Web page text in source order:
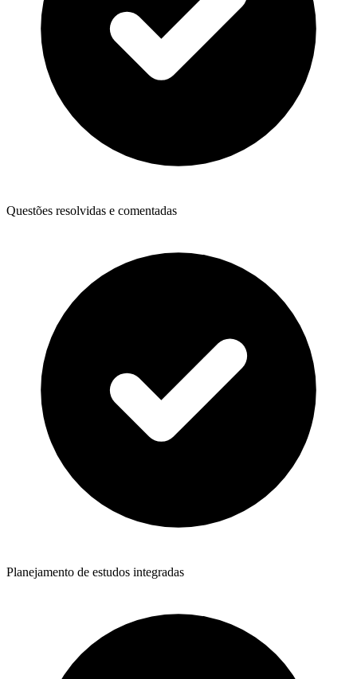
Questões resolvidas e comentadas
Planejamento de estudos integradas